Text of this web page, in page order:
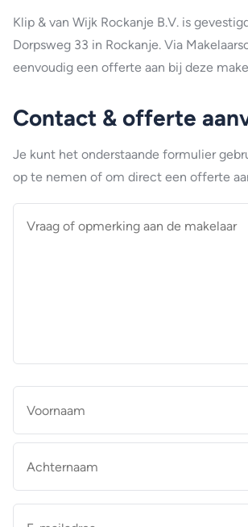
Klip & van Wijk Rockanje B.V. is
Dorpsweg 33 in Rockanje. Via
eenvoudig een offerte aan bij deze
Contact & offerte
Je kunt het onderstaande formulier
op te nemen of om direct een offerte